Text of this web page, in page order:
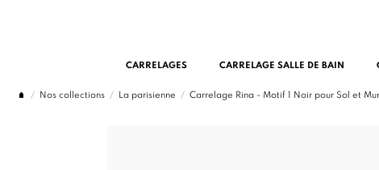
CARRELAGES CARRELAGE SALLE DE BAIN
Nos collections La parisienne Carrelage Rina - Motif 1 Noir pour Sol et